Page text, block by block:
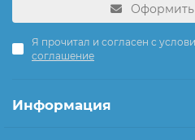
Оформить
Я прочитал и согласен с
соглашение
Информация